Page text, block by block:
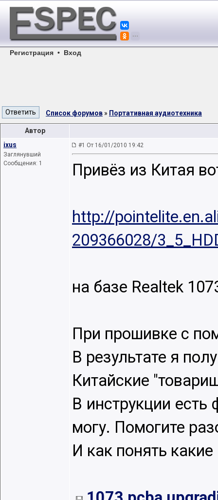
Регистрация • Вход
Список форумов » Портативная аудиотехника
Автор
ixus
Заглянувший
Сообщения: 1
#1 От 16/01/2010 19:42
Привёз из Китая
http://
209366028/
на базе Realtek
При прошивке с
В результате я
Китайские
В инструкции
могу. Помогите
И как понять